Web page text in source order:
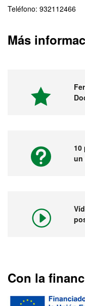
Teléfono: 932112466
Más
10
un
Con la